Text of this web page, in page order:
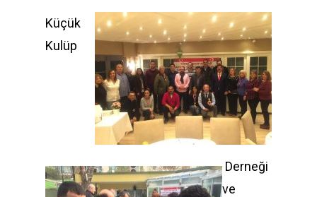
Küçük
Kulüp
Derneği
ve